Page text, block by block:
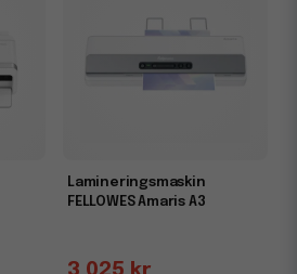
Lamineringsmaskin
FELLOWES Amaris A3